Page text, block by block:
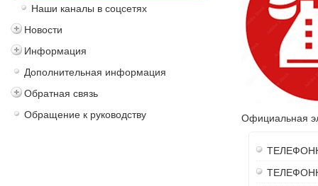
Наши каналы в соцсетях
Новости
Информация
Дополнительная информация
Обратная связь
Обращение к руководству
Официальная